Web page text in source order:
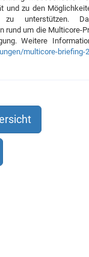
und zu den
zu unterstützen.
rund um die Multicore-
Weitere
multicore-briefing-